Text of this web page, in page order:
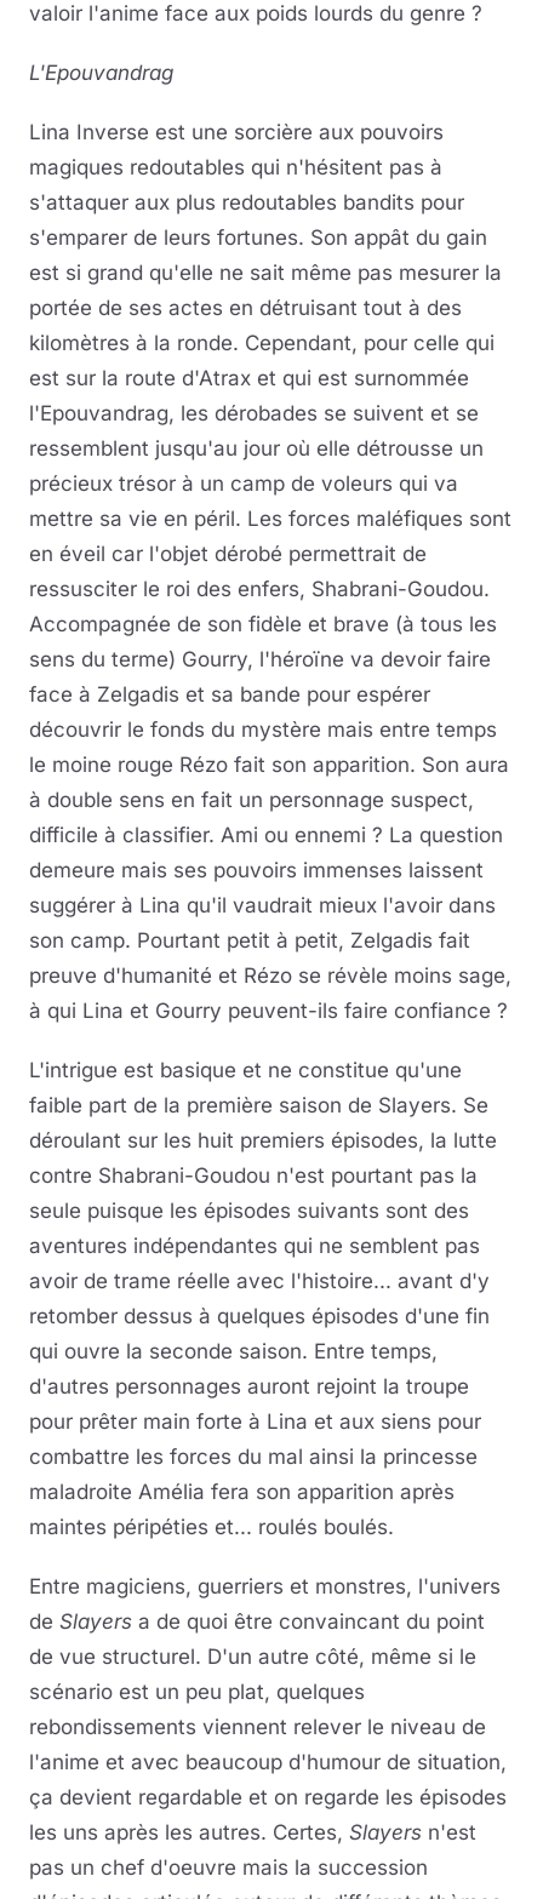
valoir l'anime face aux poids lourds du genre ?
L'Epouvandrag
Lina Inverse est une sorcière aux pouvoirs
magiques redoutables qui n'hésitent pas à
s'attaquer aux plus redoutables bandits pour
s'emparer de leurs fortunes. Son appât du gain
est si grand qu'elle ne sait même pas mesurer la
portée de ses actes en détruisant tout à des
kilomètres à la ronde. Cependant, pour celle qui
est sur la route d'Atrax et qui est surnommée
l'Epouvandrag, les dérobades se suivent et se
ressemblent jusqu'au jour où elle détrousse un
précieux trésor à un camp de voleurs qui va
mettre sa vie en péril. Les forces maléfiques sont
en éveil car l'objet dérobé permettrait de
ressusciter le roi des enfers, Shabrani-Goudou.
Accompagnée de son fidèle et brave (à tous les
sens du terme) Gourry, l'héroïne va devoir faire
face à Zelgadis et sa bande pour espérer
découvrir le fonds du mystère mais entre temps
le moine rouge Rézo fait son apparition. Son aura
à double sens en fait un personnage suspect,
difficile à classifier. Ami ou ennemi ? La question
demeure mais ses pouvoirs immenses laissent
suggérer à Lina qu'il vaudrait mieux l'avoir dans
son camp. Pourtant petit à petit, Zelgadis fait
preuve d'humanité et Rézo se révèle moins sage,
à qui Lina et Gourry peuvent-ils faire confiance ?
L'intrigue est basique et ne constitue qu'une
faible part de la première saison de Slayers. Se
déroulant sur les huit premiers épisodes, la lutte
contre Shabrani-Goudou n'est pourtant pas la
seule puisque les épisodes suivants sont des
aventures indépendantes qui ne semblent pas
avoir de trame réelle avec l'histoire... avant d'y
retomber dessus à quelques épisodes d'une fin
qui ouvre la seconde saison. Entre temps,
d'autres personnages auront rejoint la troupe
pour prêter main forte à Lina et aux siens pour
combattre les forces du mal ainsi la princesse
maladroite Amélia fera son apparition après
maintes péripéties et... roulés boulés.
Entre magiciens, guerriers et monstres, l'univers
de Slayers a de quoi être convaincant du point
de vue structurel. D'un autre côté, même si le
scénario est un peu plat, quelques
rebondissements viennent relever le niveau de
l'anime et avec beaucoup d'humour de situation,
ça devient regardable et on regarde les épisodes
les uns après les autres. Certes, Slayers n'est
pas un chef d'oeuvre mais la succession